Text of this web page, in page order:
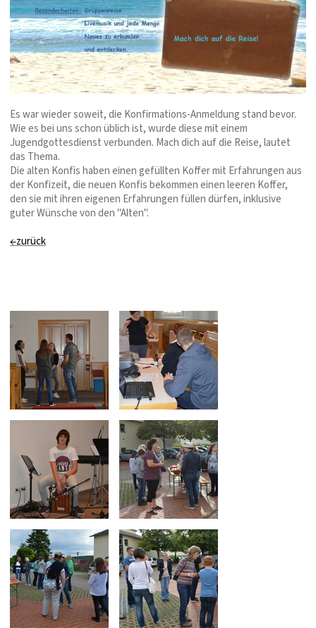
Es war wieder soweit, die Konfirmations-Anmeldung stand bevor.
Wie es bei uns schon üblich ist, wurde diese mit einem
Jugendgottesdienst verbunden. Mach dich auf die Reise, lautet
das Thema.
Die alten Konfis haben einen gefüllten Koffer mit Erfahrungen aus
der Konfizeit, die neuen Konfis bekommen einen leeren Koffer,
den sie mit ihren eigenen Erfahrungen füllen dürfen, inklusive
guter Wünsche von den "Alten".
←zurück